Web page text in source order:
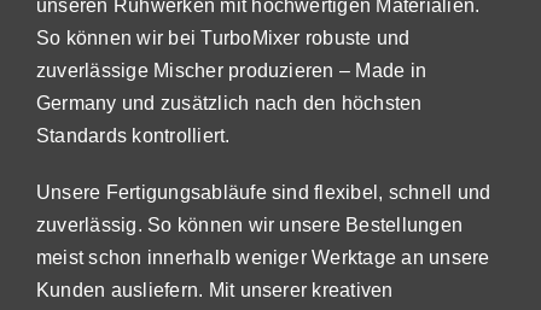
unseren Rühwerken mit hochwertigen Materialien.
So können wir bei TurboMixer robuste und
zuverlässige Mischer produzieren – Made in
Germany und zusätzlich nach den höchsten
Standards kontrolliert.
Unsere Fertigungsabläufe sind flexibel, schnell und
zuverlässig. So können wir unsere Bestellungen
meist schon innerhalb weniger Werktage an unsere
Kunden ausliefern. Mit unserer kreativen